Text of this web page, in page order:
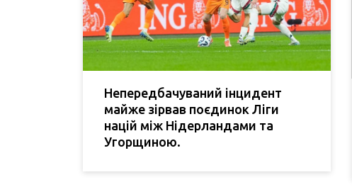
Непередбачуваний інцидент
майже зірвав поєдинок Ліги
націй між Нідерландами та
Угорщиною.